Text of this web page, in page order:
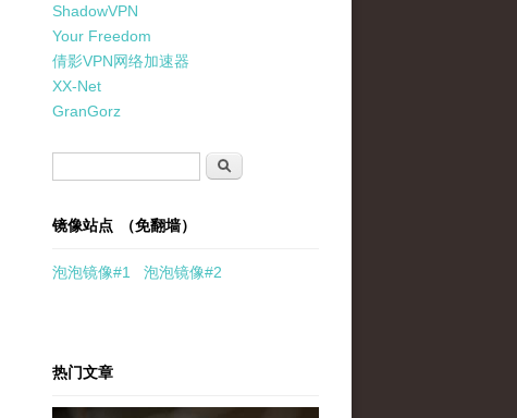
ShadowVPN
Your Freedom
倩影VPN网络加速器
XX-Net
GranGorz
搜索
镜像站点 （免翻墙）
泡泡镜像#1 泡泡镜像#2
热门文章